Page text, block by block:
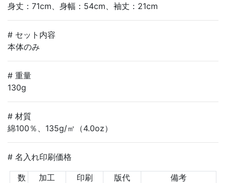
身丈：71cm、身幅：54cm、袖丈：21cm
# セット内容
本体のみ
# 重量
130g
# 材質
綿100％、135g/㎡（4.0oz）
# 名入れ印刷価格
数
加工
印刷
版代
備考